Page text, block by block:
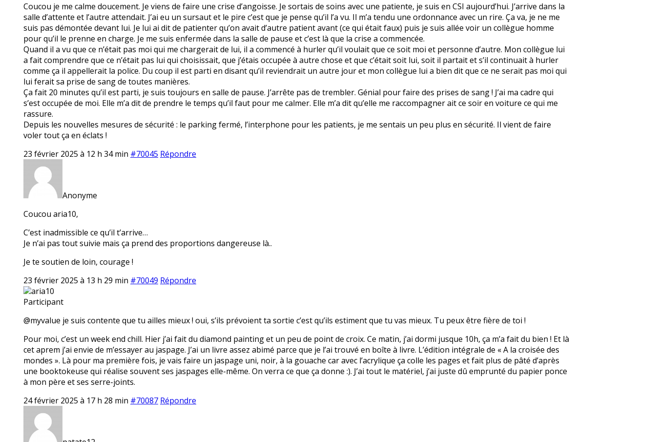
Coucou je me calme doucement. Je viens de faire une crise d’angoisse. Je sortais de soins avec une patiente, je suis en CSI aujourd’hui. J’arrive dans la
salle d’attente et l’autre attendait. J’ai eu un sursaut et le pire c’est que je pense qu’il l’a vu. Il m’a tendu une ordonnance avec un rire. Ça va, je ne me
suis pas démontée devant lui. Je lui ai dit de patienter qu’on avait d’autre patient avant (ce qui était faux) puis je suis allée voir un collègue homme
pour qu’il le prenne en charge. Je me suis enfermée dans la salle de pause et c’est là que la crise a commencée.
Quand il a vu que ce n’était pas moi qui me chargerait de lui, il a commencé à hurler qu’il voulait que ce soit moi et personne d’autre. Mon collègue lui
a fait comprendre que ce n’était pas lui qui choisissait, que j’étais occupée à autre chose et que c’était soit lui, soit il partait et s’il continuait à hurler
comme ça il appellerait la police. Du coup il est parti en disant qu’il reviendrait un autre jour et mon collègue lui a bien dit que ce ne serait pas moi qui
lui ferait sa prise de sang de toutes manières.
Ça fait 20 minutes qu’il est parti, je suis toujours en salle de pause. J’arrête pas de trembler. Génial pour faire des prises de sang ! J’ai ma cadre qui
s’est occupée de moi. Elle m’a dit de prendre le temps qu’il faut pour me calmer. Elle m’a dit qu’elle me raccompagner ait ce soir en voiture ce qui me
rassure.
Depuis les nouvelles mesures de sécurité : le parking fermé, l’interphone pour les patients, je me sentais un peu plus en sécurité. Il vient de faire
voler tout ça en éclats !
23 février 2025 à 12 h 34 min #70045 Répondre
Anonyme
Coucou aria10,
C’est inadmissible ce qu’il t’arrive…
Je n’ai pas tout suivie mais ça prend des proportions dangereuse là..
Je te soutien de loin, courage !
23 février 2025 à 13 h 29 min #70049 Répondre
aria10
Participant
@myvalue je suis contente que tu ailles mieux ! oui, s’ils prévoient ta sortie c’est qu’ils estiment que tu vas mieux. Tu peux être fière de toi !
Pour moi, c’est un week end chill. Hier j’ai fait du diamond painting et un peu de point de croix. Ce matin, j’ai dormi jusque 10h, ça m’a fait du bien ! Et là
cet aprem j’ai envie de m’essayer au jaspage. J’ai un livre assez abimé parce que je l’ai trouvé en boîte à livre. L’édition intégrale de « A la croisée des
mondes ». Là pour ma première fois, je vais faire un jaspage uni, noir, à la gouache car avec l’acrylique ça colle les pages et fait plus de pâté d’après
une booktokeuse qui réalise souvent ses jaspages elle-même. On verra ce que ça donne :). J’ai tout le matériel, j’ai juste dû emprunté du papier ponce
à mon père et ses serre-joints.
24 février 2025 à 17 h 28 min #70087 Répondre